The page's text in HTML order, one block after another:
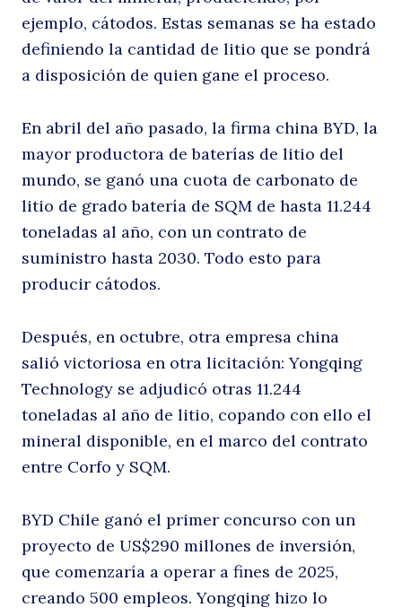
la
ejemplo, cátodos. Estas semanas se ha estado
definiendo la cantidad de litio que se pondrá
a disposición de quien gane el proceso.
En abril del año pasado, la firma china BYD, la
mayor productora de baterías de litio del
mundo, se ganó una cuota de carbonato de
litio de grado batería de SQM de hasta 11.244
toneladas al año, con un contrato de
suministro hasta 2030. Todo esto para
producir cátodos.
Después, en octubre, otra empresa china
salió victoriosa en otra licitación: Yongqing
Technology se adjudicó otras 11.244
toneladas al año de litio, copando con ello el
mineral disponible, en el marco del contrato
entre Corfo y SQM.
BYD Chile ganó el primer concurso con un
proyecto de US$290 millones de inversión,
que comenzaría a operar a fines de 2025,
creando 500 empleos. Yongqing hizo lo